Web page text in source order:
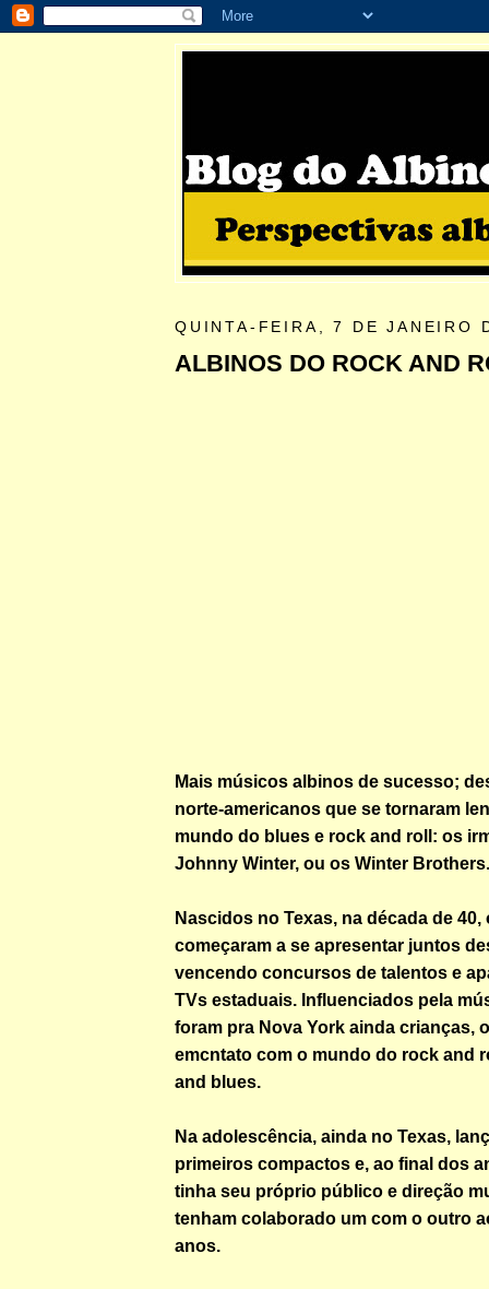
QUINTA-FEIRA, 7 DE JANEIRO
ALBINOS DO ROCK AND
Mais músicos albinos de sucesso;
norte-americanos que se tornaram
mundo do blues e rock and roll: os
Johnny Winter, ou os Winter Brothers.
Nascidos no Texas, na década de 40,
começaram a se apresentar juntos
vencendo concursos de talentos e
TVs estaduais. Influenciados pela
foram pra Nova York ainda crianças,
emcntato com o mundo do rock and
and blues.
Na adolescência, ainda no Texas,
primeiros compactos e, ao final dos
tinha seu próprio público e direção
tenham colaborado um com o outro
anos.